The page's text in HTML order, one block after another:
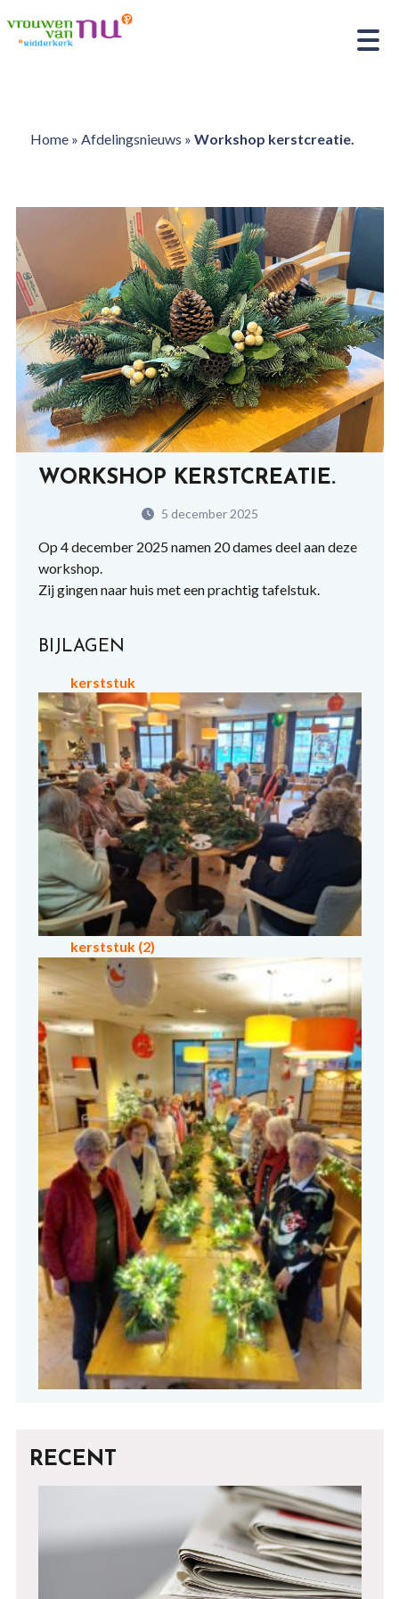
Home» Afdelingsnieuws » Workshop kerstcreatie.
WORKSHOP KERSTCREATIE.
5 december 2025
Op 4 december 2025 namen 20 dames deel aan deze
workshop.
Zij gingen naar huis met een prachtig tafelstuk.
BIJLAGEN
kerststuk
kerststuk (2)
RECENT